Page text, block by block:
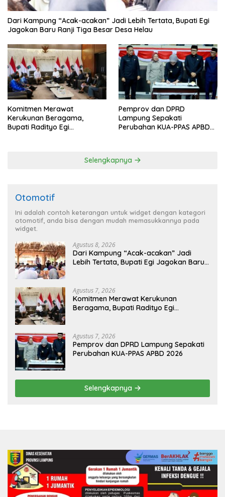
Dari Kampung “Acak-acakan” Jadi Lebih Tertata, Bupati Egi
Jagokan Baru Ranji Tiga Besar Desa Helau
Komitmen Merawat
Kerukunan Beragama,
Bupati Radityo Egi
Pemprov dan DPRD
Lampung Sepakati
Perubahan KUA-PPAS APBD
Selengkapnya
Otomotif
Ini adalah contoh keterangan untuk widget dengan kategori
otomotif, anda bisa dengan mudah memasukkannya pada
widget.
Agustus 8, 2026
Dari Kampung “Acak-acakan” Jadi
Lebih Tertata, Bupati Egi Jagokan Baru
Agustus 7, 2026
Komitmen Merawat Kerukunan
Beragama, Bupati Radityo Egi
Agustus 7, 2026
Pemprov dan DPRD Lampung Sepakati
Perubahan KUA-PPAS APBD 2026
Selengkapnya